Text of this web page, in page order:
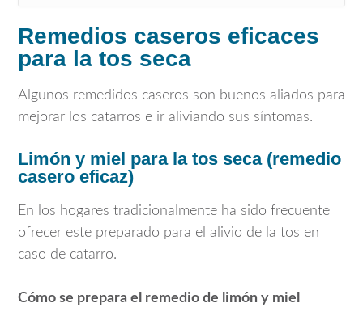
Remedios caseros eficaces
para la tos seca
Algunos remedidos caseros son buenos aliados para
mejorar los catarros e ir aliviando sus síntomas.
Limón y miel para la tos seca (remedio
casero eficaz)
En los hogares tradicionalmente ha sido frecuente
ofrecer este preparado para el alivio de la tos en
caso de catarro.
Cómo se prepara el remedio de limón y miel